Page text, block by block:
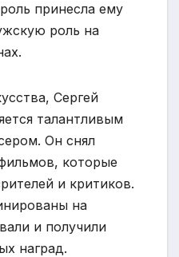
принесла ему
роль на
Сергей
талантливым
Он снял
которые
и критиков.
на
и получили
наград.